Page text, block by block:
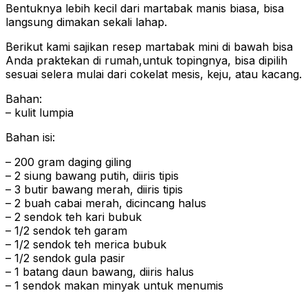
Bentuknya lebih kecil dari martabak manis biasa, bisa
langsung dimakan sekali lahap.
Berikut kami sajikan resep martabak mini di bawah bisa
Anda praktekan di rumah,untuk topingnya, bisa dipilih
sesuai selera mulai dari cokelat mesis, keju, atau kacang.
Bahan:
– kulit lumpia
Bahan isi:
– 200 gram daging giling
– 2 siung bawang putih, diiris tipis
– 3 butir bawang merah, diiris tipis
– 2 buah cabai merah, dicincang halus
– 2 sendok teh kari bubuk
– 1/2 sendok teh garam
– 1/2 sendok teh merica bubuk
– 1/2 sendok gula pasir
– 1 batang daun bawang, diiris halus
– 1 sendok makan minyak untuk menumis